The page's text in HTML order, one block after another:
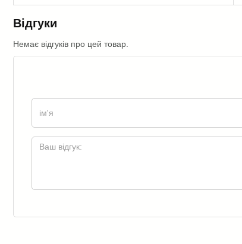
Відгуки
Немає відгуків про цей товар.